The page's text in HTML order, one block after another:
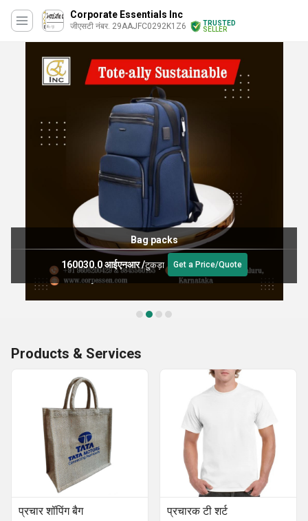
Corporate Essentials Inc
जीएसटी नंबर. 29AAJFC0292K1Z6
TRUSTED
SELLER
Bag packs
160030.0 आईएनआर/टुकड़ा Get a Price/Quote
Products & Services
प्रचार शॉपिंग बैग प्रचारक टी शर्ट